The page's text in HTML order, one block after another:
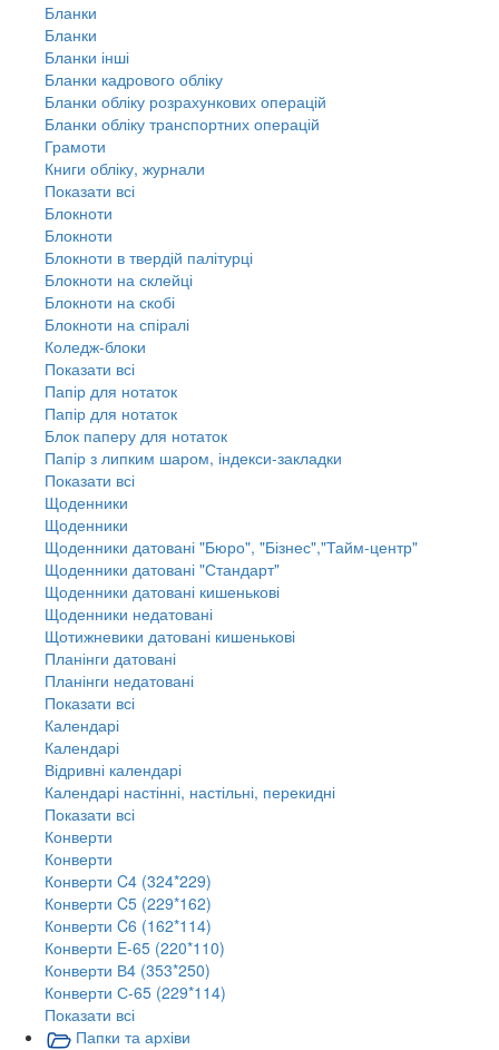
Бланки
Бланки
Бланки інші
Бланки кадрового обліку
Бланки обліку розрахункових операцій
Бланки обліку транспортних операцій
Грамоти
Книги обліку, журнали
Показати всі
Блокноти
Блокноти
Блокноти в твердій палітурці
Блокноти на склейці
Блокноти на скобі
Блокноти на спіралі
Коледж-блоки
Показати всі
Папір для нотаток
Папір для нотаток
Блок паперу для нотаток
Папір з липким шаром, індекси-закладки
Показати всі
Щоденники
Щоденники
Щоденники датовані "Бюро", "Бізнес","Тайм-центр"
Щоденники датовані "Стандарт"
Щоденники датовані кишенькові
Щоденники недатовані
Щотижневики датовані кишенькові
Планінги датовані
Планінги недатовані
Показати всі
Календарі
Календарі
Відривні календарі
Календарі настінні, настільні, перекидні
Показати всі
Конверти
Конверти
Конверти C4 (324*229)
Конверти C5 (229*162)
Конверти C6 (162*114)
Конверти E-65 (220*110)
Конверти В4 (353*250)
Конверти С-65 (229*114)
Показати всі
Папки та архіви